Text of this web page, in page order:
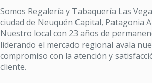
Somos Regalería y Tabaquería Las
ciudad de Neuquén Capital, Patagonia
Nuestro local con 23 años de
liderando el mercado regional avala
compromiso con la atención y
cliente.